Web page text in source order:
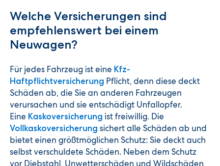
Welche Versicherungen sind
empfehlenswert bei einem
Neuwagen?
Für jedes Fahrzeug ist eine Kfz-
Haftpflichtversicherung Pflicht, denn diese deckt
Schäden ab, die Sie an anderen Fahrzeugen
verursachen und sie entschädigt Unfallopfer.
Eine Kaskoversicherung ist freiwillig. Die
Vollkaskoversicherung sichert alle Schäden ab und
bietet einen größtmöglichen Schutz: Sie deckt auch
selbst verschuldete Schäden. Neben dem Schutz
vor Diebstahl, Unwetterschäden und Wildschäden